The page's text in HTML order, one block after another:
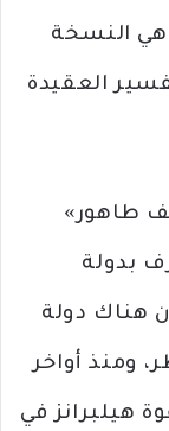
هي النسخة
العقيدة
طاهور»
بدولة
هناك دولة
ومنذ أواخر
هيلبرانز في